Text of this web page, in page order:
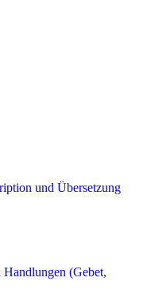
und Übersetzung
(Gebet,